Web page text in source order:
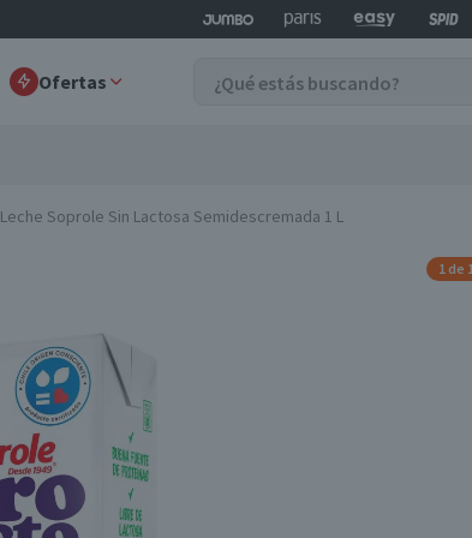
Ofertas
Leche Soprole Sin Lactosa Semidescremada 1 L
1 de